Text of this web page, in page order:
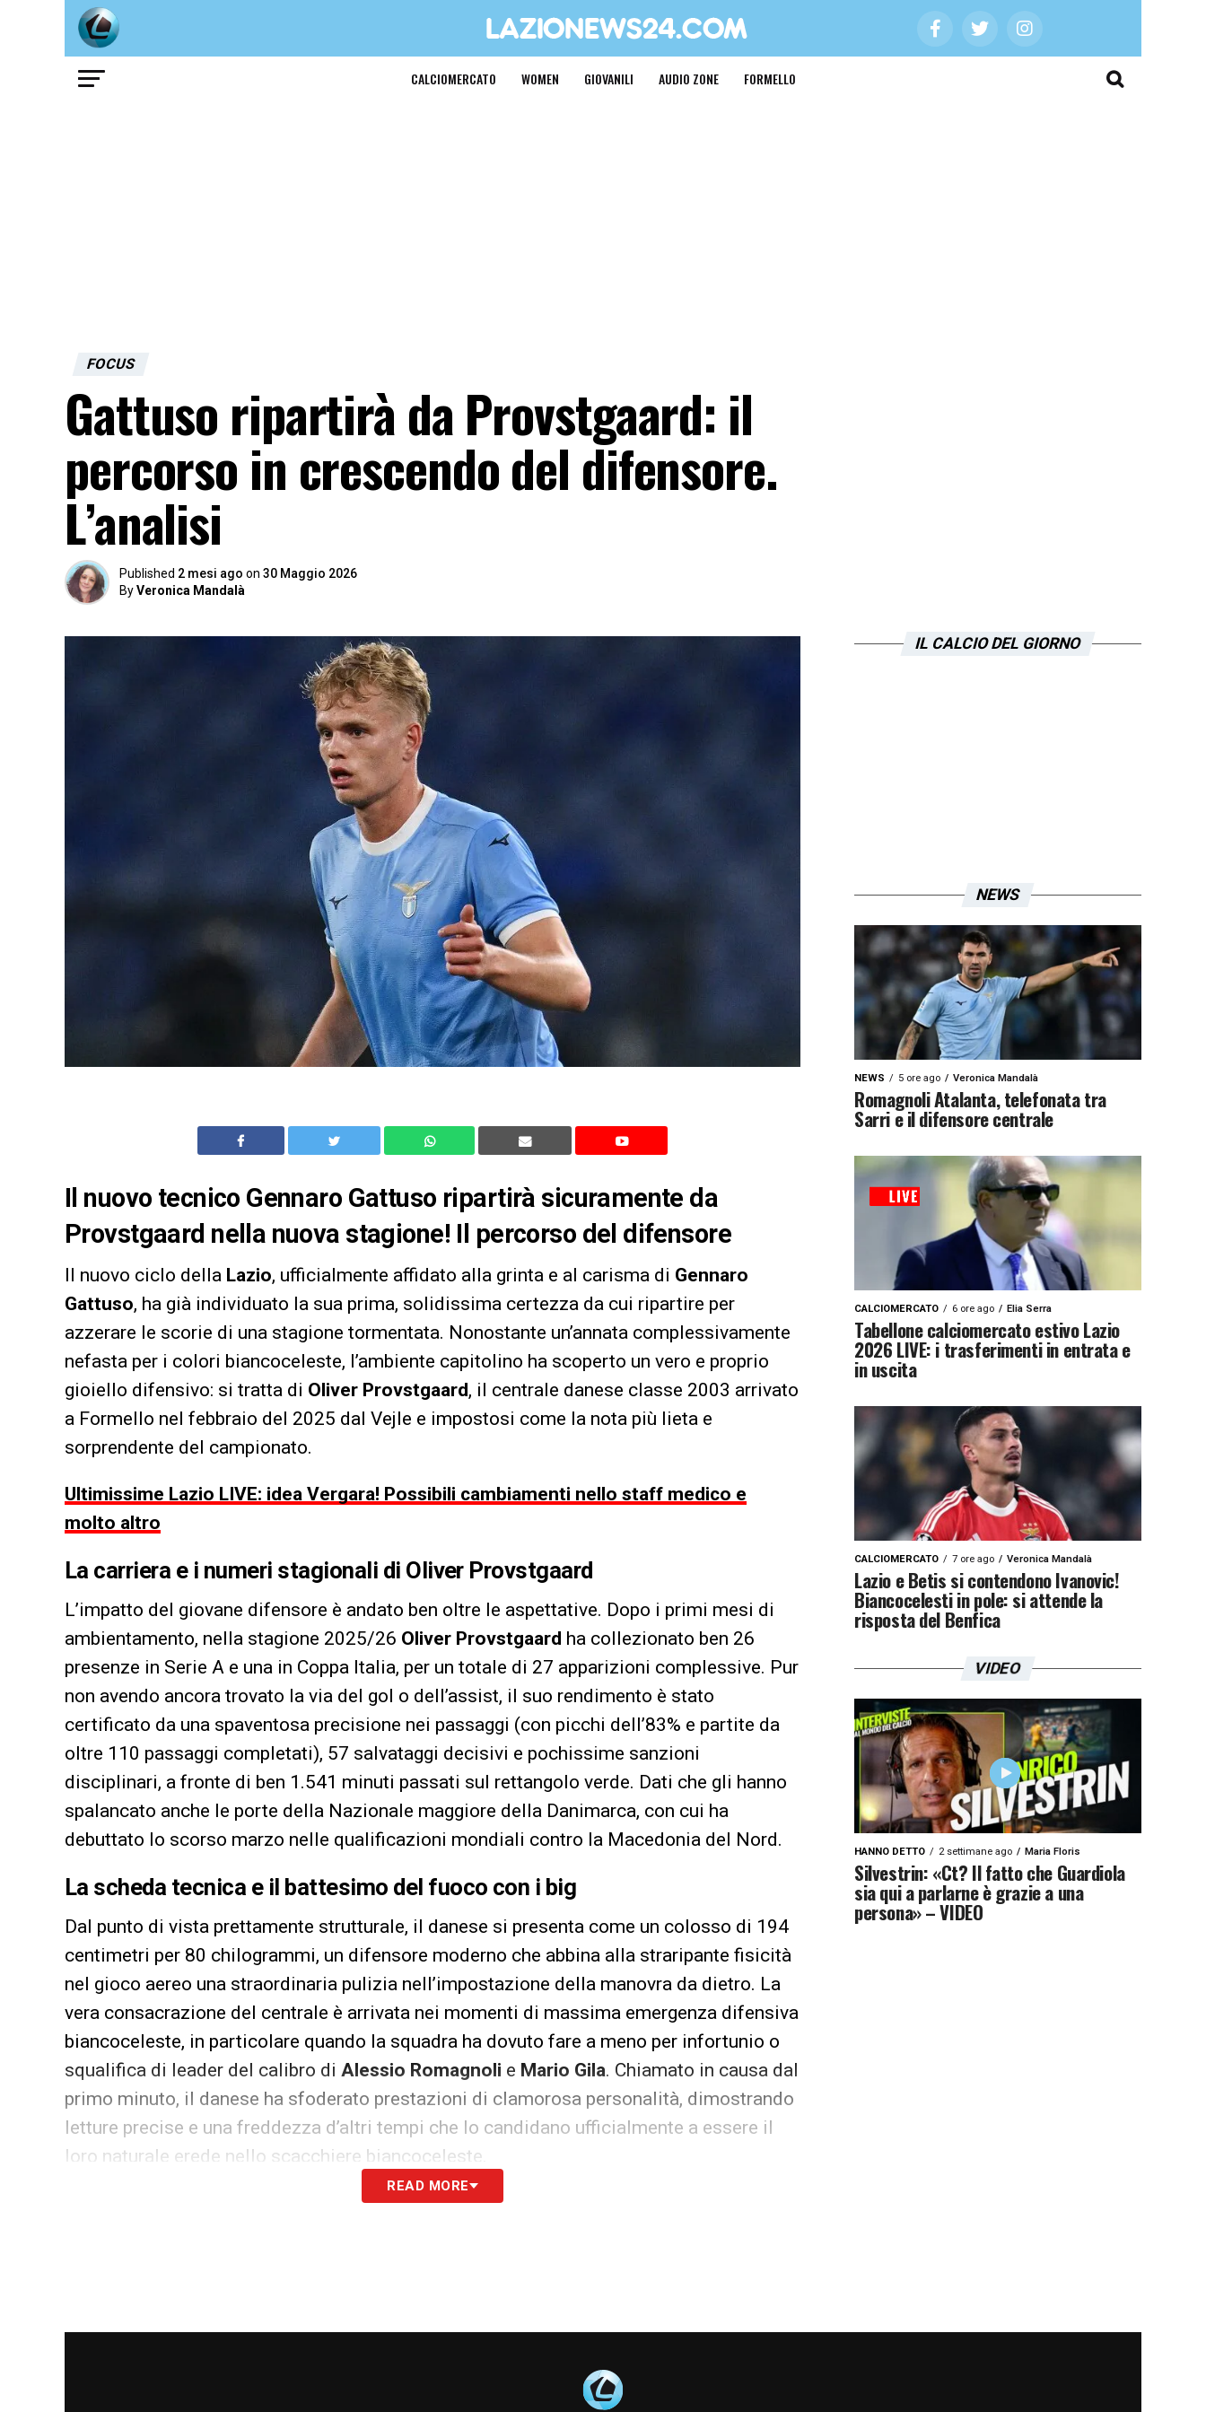
CALCIOMERCATO WOMEN GIOVANILI AUDIO ZONE FORMELLO
FOCUS
Gattuso ripartirà da Provstgaard: il
percorso in crescendo del difensore.
L’analisi
Published 2 mesi ago on 30 Maggio 2026
ByVeronica Mandalà
Il nuovo tecnico Gennaro Gattuso ripartirà sicuramente da
Provstgaard nella nuova stagione! Il percorso del difensore
Il nuovo ciclo della Lazio, ufficialmente affidato alla grinta e al carisma di Gennaro
Gattuso, ha già individuato la sua prima, solidissima certezza da cui ripartire per
azzerare le scorie di una stagione tormentata. Nonostante un’annata complessivamente
nefasta per i colori biancoceleste, l’ambiente capitolino ha scoperto un vero e proprio
gioiello difensivo: si tratta di Oliver Provstgaard, il centrale danese classe 2003 arrivato
a Formello nel febbraio del 2025 dal Vejle e impostosi come la nota più lieta e
sorprendente del campionato.
Ultimissime Lazio LIVE: idea Vergara! Possibili cambiamenti nello staff medico e
molto altro
La carriera e i numeri stagionali di Oliver Provstgaard
L’impatto del giovane difensore è andato ben oltre le aspettative. Dopo i primi mesi di
ambientamento, nella stagione 2025/26 Oliver Provstgaard ha collezionato ben 26
presenze in Serie A e una in Coppa Italia, per un totale di 27 apparizioni complessive. Pur
non avendo ancora trovato la via del gol o dell’assist, il suo rendimento è stato
certificato da una spaventosa precisione nei passaggi (con picchi dell’83% e partite da
oltre 110 passaggi completati), 57 salvataggi decisivi e pochissime sanzioni
disciplinari, a fronte di ben 1.541 minuti passati sul rettangolo verde. Dati che gli hanno
spalancato anche le porte della Nazionale maggiore della Danimarca, con cui ha
debuttato lo scorso marzo nelle qualificazioni mondiali contro la Macedonia del Nord.
La scheda tecnica e il battesimo del fuoco con i big
Dal punto di vista prettamente strutturale, il danese si presenta come un colosso di 194
centimetri per 80 chilogrammi, un difensore moderno che abbina alla straripante fisicità
nel gioco aereo una straordinaria pulizia nell’impostazione della manovra da dietro. La
vera consacrazione del centrale è arrivata nei momenti di massima emergenza difensiva
biancoceleste, in particolare quando la squadra ha dovuto fare a meno per infortunio o
squalifica di leader del calibro di Alessio Romagnoli e Mario Gila. Chiamato in causa dal
primo minuto, il danese ha sfoderato prestazioni di clamorosa personalità, dimostrando
letture precise e una freddezza d’altri tempi che lo candidano ufficialmente a essere il
loro naturale erede nello scacchiere biancoceleste.
Come si schiererà nella nuova formazione di Gennaro Gattuso
di ripulire il pallone per far partire l’azione con qualità, senza abusare del lancio lungo.
Nel 4-2-3-1 o nel dinamico 4-3-3 che il tecnico ha in mente per la rifondazione della
, il danese si candida a occupare una delle due maglie da titolare al centro del
READ MORE
IL CALCIO DEL GIORNO
NEWS
NEWS 5 ore ago Veronica Mandalà
Romagnoli Atalanta, telefonata tra
Sarri e il difensore centrale
CALCIOMERCATO 6 ore ago Elia Serra
Tabellone calciomercato estivo Lazio
2026 LIVE: i trasferimenti in entrata e
in uscita
CALCIOMERCATO 7 ore ago Veronica Mandalà
Lazio e Betis si contendono Ivanovic!
Biancocelesti in pole: si attende la
risposta del Benfica
VIDEO
HANNO DETTO 2 settimane ago Maria Floris
Silvestrin: «Ct? Il fatto che Guardiola
sia qui a parlarne è grazie a una
persona» – VIDEO